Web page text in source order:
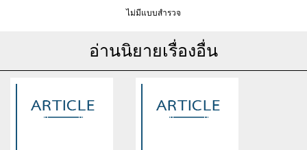
ไม่มีแบบสำรวจ
อ่านนิยายเรื่องอื่น